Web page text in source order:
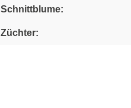
Schnittblume:
Züchter: